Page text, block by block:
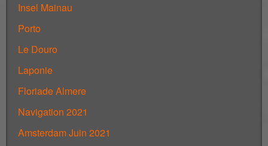
Insel Mainau
Porto
Le Douro
Laponie
Floriade Almere
Navigation 2021
Amsterdam Juin 2021